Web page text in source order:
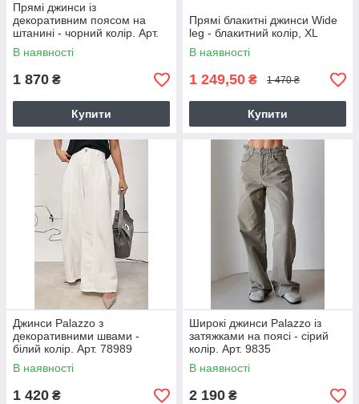
Прямі джинси із
декоративним поясом на
штанині - чорний колір. Арт.
3686
В наявності
1 870 ₴
Купити
Прямі блакитні джинси Wide
leg - блакитний колір, XL
В наявності
1 249,50 ₴ 1 470 ₴
Купити
Джинси Palazzo з
декоративними швами -
білий колір. Арт. 78989
В наявності
1 420 ₴
Широкі джинси Palazzo із
затяжками на поясі - сірий
колір. Арт. 9835
В наявності
2 190 ₴